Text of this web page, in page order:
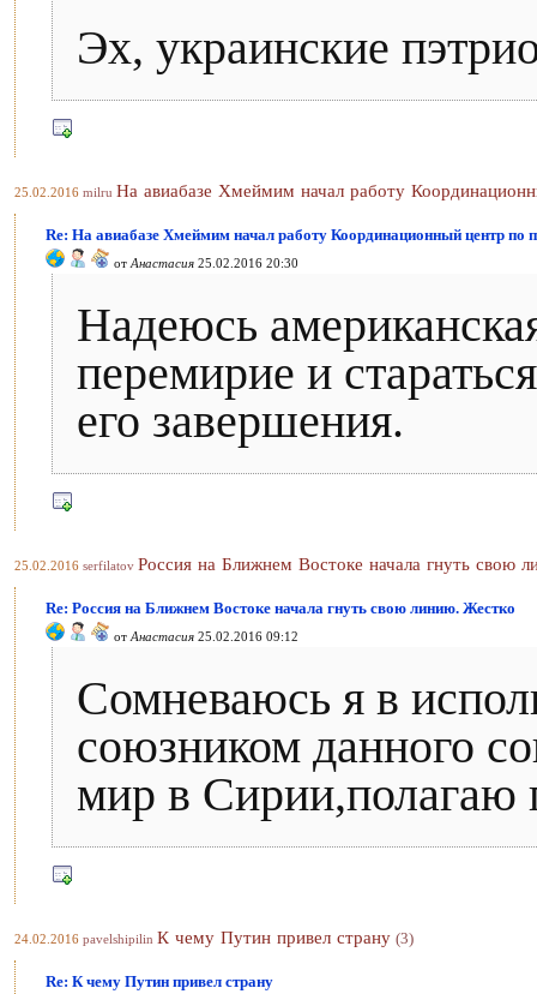
Эх, украинские
25.02.2016 milru На авиабазе Хмеймим начал работу
Re: На авиабазе Хмеймим начал работу Координационный центр по
от Анастасия 25.02.2016 20:30
Надеюсь
перемирие и
его завершения.
25.02.2016 serfilatov Россия на Ближнем Востоке начала гнуть свою
Re: Россия на Ближнем Востоке начала гнуть свою линию. Жестко
от Анастасия 25.02.2016 09:12
Сомневаюсь я в
союзником данного
мир в Сирии,полагаю
24.02.2016 pavelshipilin К чему Путин привел страну (3)
Re: К чему Путин привел страну